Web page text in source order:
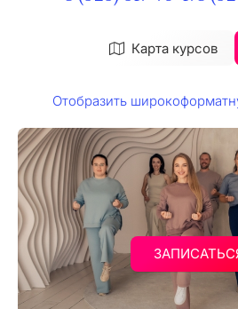
Карта курсов
Отобразить